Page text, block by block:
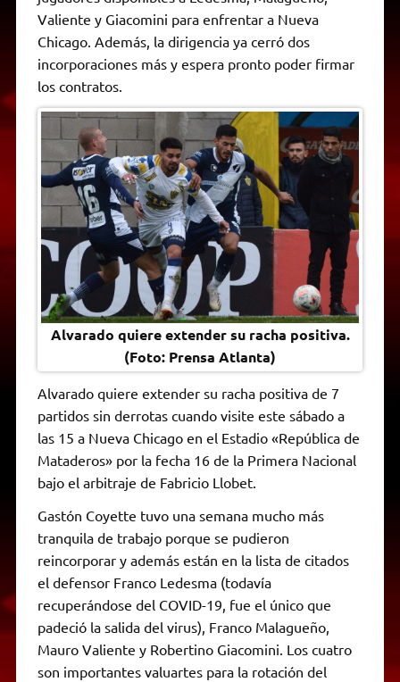
A
p
p
r
a
m
r
o
o
k
g
e
i
n
k
r
i
n
y
Valiente y Giacomini para enfrentar a Nueva
Chicago. Además, la dirigencia ya cerró dos
incorporaciones más y espera pronto poder firmar
los contratos.
Alvarado quiere extender su racha positiva.
(Foto: Prensa Atlanta)
Alvarado quiere extender su racha positiva de 7
partidos sin derrotas cuando visite este sábado a
las 15 a Nueva Chicago en el Estadio «República de
Mataderos» por la fecha 16 de la Primera Nacional
bajo el arbitraje de Fabricio Llobet.
Gastón Coyette tuvo una semana mucho más
tranquila de trabajo porque se pudieron
reincorporar y además están en la lista de citados
el defensor Franco Ledesma (todavía
recuperándose del COVID-19, fue el único que
padeció la salida del virus), Franco Malagueño,
Mauro Valiente y Robertino Giacomini. Los cuatro
son importantes valuartes para la rotación del